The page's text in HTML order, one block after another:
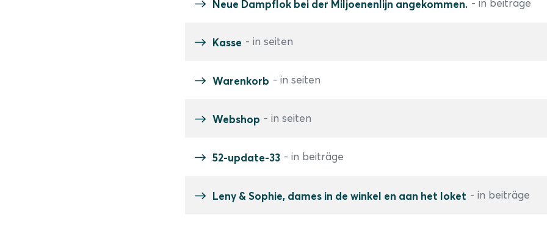
Neue Dampflok bei der Miljoenenlijn angekommen. - in beiträge
Kasse - in seiten
Warenkorb - in seiten
Webshop - in seiten
52-update-33 - in beiträge
Leny & Sophie, dames in de winkel en aan het loket - in beiträge